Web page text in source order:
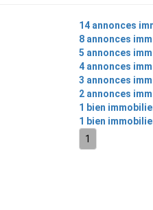
14 annonces
8 annonces
5 annonces
4 annonces
3 annonces
2 annonces
1 bien
1 bien
1